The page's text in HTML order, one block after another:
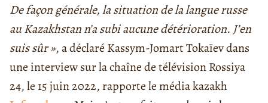
De façon générale, la situation de la langue russe
au Kazakhstan n’a subi aucune détérioration. J’en
suis sûr », a déclaré Kassym-Jomart Tokaïev dans
une interview sur la chaîne de télévision Rossiya
24, le 15 juin 2022, rapporte le média kazakh